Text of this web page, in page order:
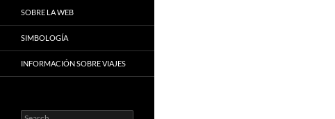
SOBRE LA WEB
SIMBOLOGÍA
INFORMACIÓN SOBRE VIAJES
Search